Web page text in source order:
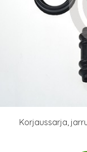
Korjaussarja,